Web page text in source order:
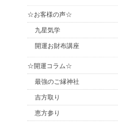
☆お客様の声☆
九星気学
開運お財布講座
☆開運コラム☆
最強のご縁神社
吉方取り
恵方参り